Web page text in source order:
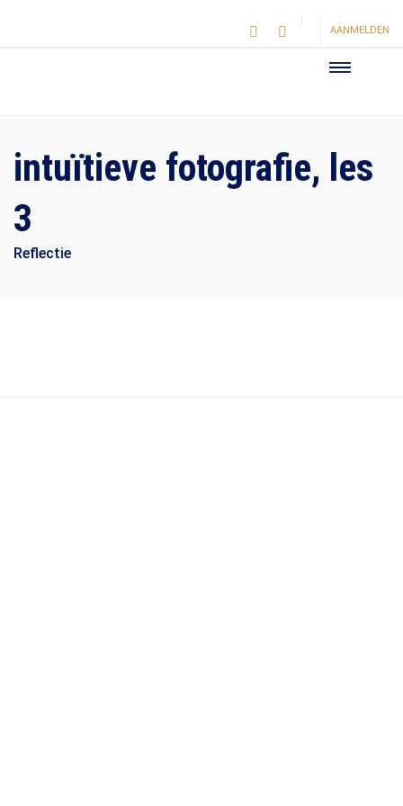
AANMELDEN
intuïtieve fotografie, les
3
Reflectie